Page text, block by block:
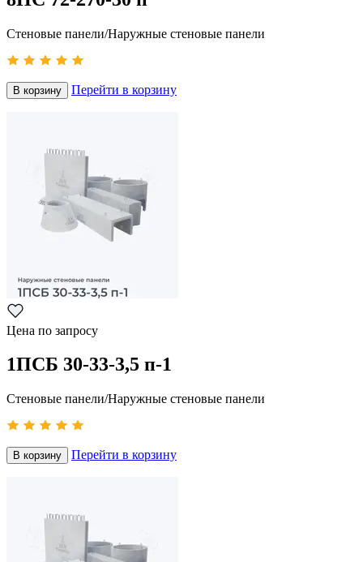
Стеновые панели/Наружные стеновые панели
В корзину Перейти в корзину
Цена по запросу
1ПСБ 30-33-3,5 п-1
Стеновые панели/Наружные стеновые панели
В корзину Перейти в корзину